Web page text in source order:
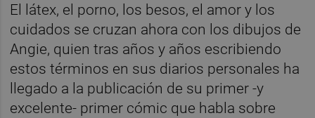
El látex, el porno, los besos, el amor y los
cuidados se cruzan ahora con los dibujos de
Angie, quien tras años y años escribiendo
estos términos en sus diarios personales ha
llegado a la publicación de su primer -y
excelente- primer cómic que habla sobre